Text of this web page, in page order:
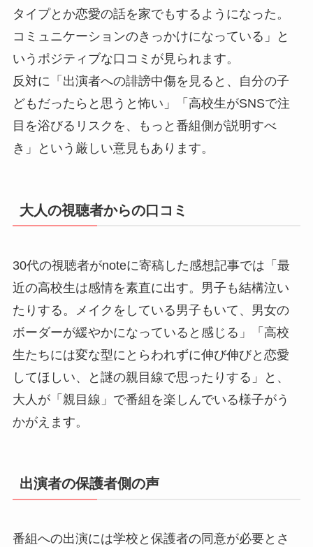
タイプとか恋愛の話を家でもするようになった。
コミュニケーションのきっかけになっている」と
いうポジティブな口コミが見られます。
反対に「出演者への誹謗中傷を見ると、自分の子
どもだったらと思うと怖い」「高校生がSNSで注
目を浴びるリスクを、もっと番組側が説明すべ
き」という厳しい意見もあります。
大人の視聴者からの口コミ
30代の視聴者がnoteに寄稿した感想記事では「最
近の高校生は感情を素直に出す。男子も結構泣い
たりする。メイクをしている男子もいて、男女の
ボーダーが緩やかになっていると感じる」「高校
生たちには変な型にとらわれずに伸び伸びと恋愛
してほしい、と謎の親目線で思ったりする」と、
大人が「親目線」で番組を楽しんでいる様子がう
かがえます。
出演者の保護者側の声
番組への出演には学校と保護者の同意が必要とさ